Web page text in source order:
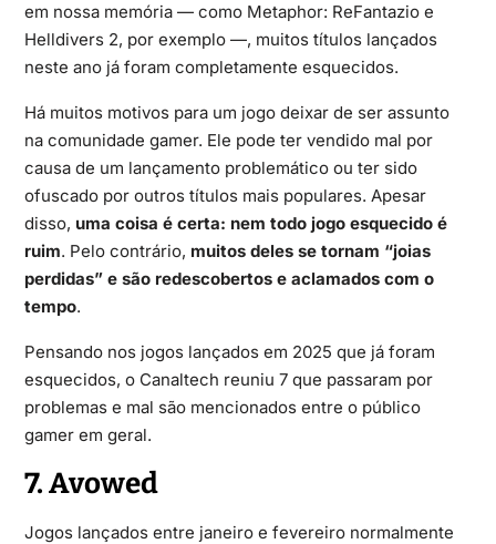
em nossa memória — como Metaphor: ReFantazio e
Helldivers 2, por exemplo —, muitos títulos lançados
neste ano já foram completamente esquecidos.
Há muitos motivos para um jogo deixar de ser assunto
na comunidade gamer. Ele pode ter vendido mal por
causa de um lançamento problemático ou ter sido
ofuscado por outros títulos mais populares. Apesar
disso, uma coisa é certa: nem todo jogo esquecido é
ruim. Pelo contrário, muitos deles se tornam “joias
perdidas” e são redescobertos e aclamados com o
tempo.
Pensando nos jogos lançados em 2025 que já foram
esquecidos, o Canaltech reuniu 7 que passaram por
problemas e mal são mencionados entre o público
gamer em geral.
7. Avowed
Jogos lançados entre janeiro e fevereiro normalmente